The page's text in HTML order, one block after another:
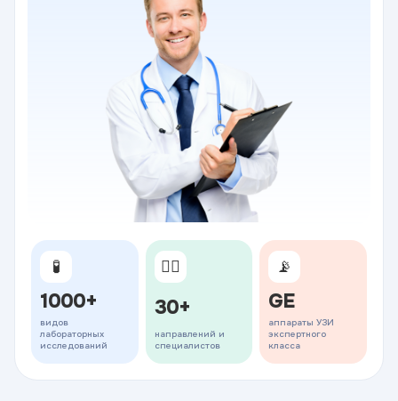
🧪
1000+
видов
лабораторных
исследований
👨‍⚕️
30+
направлений и
специалистов
📡
GE
аппараты УЗИ
экспертного
класса